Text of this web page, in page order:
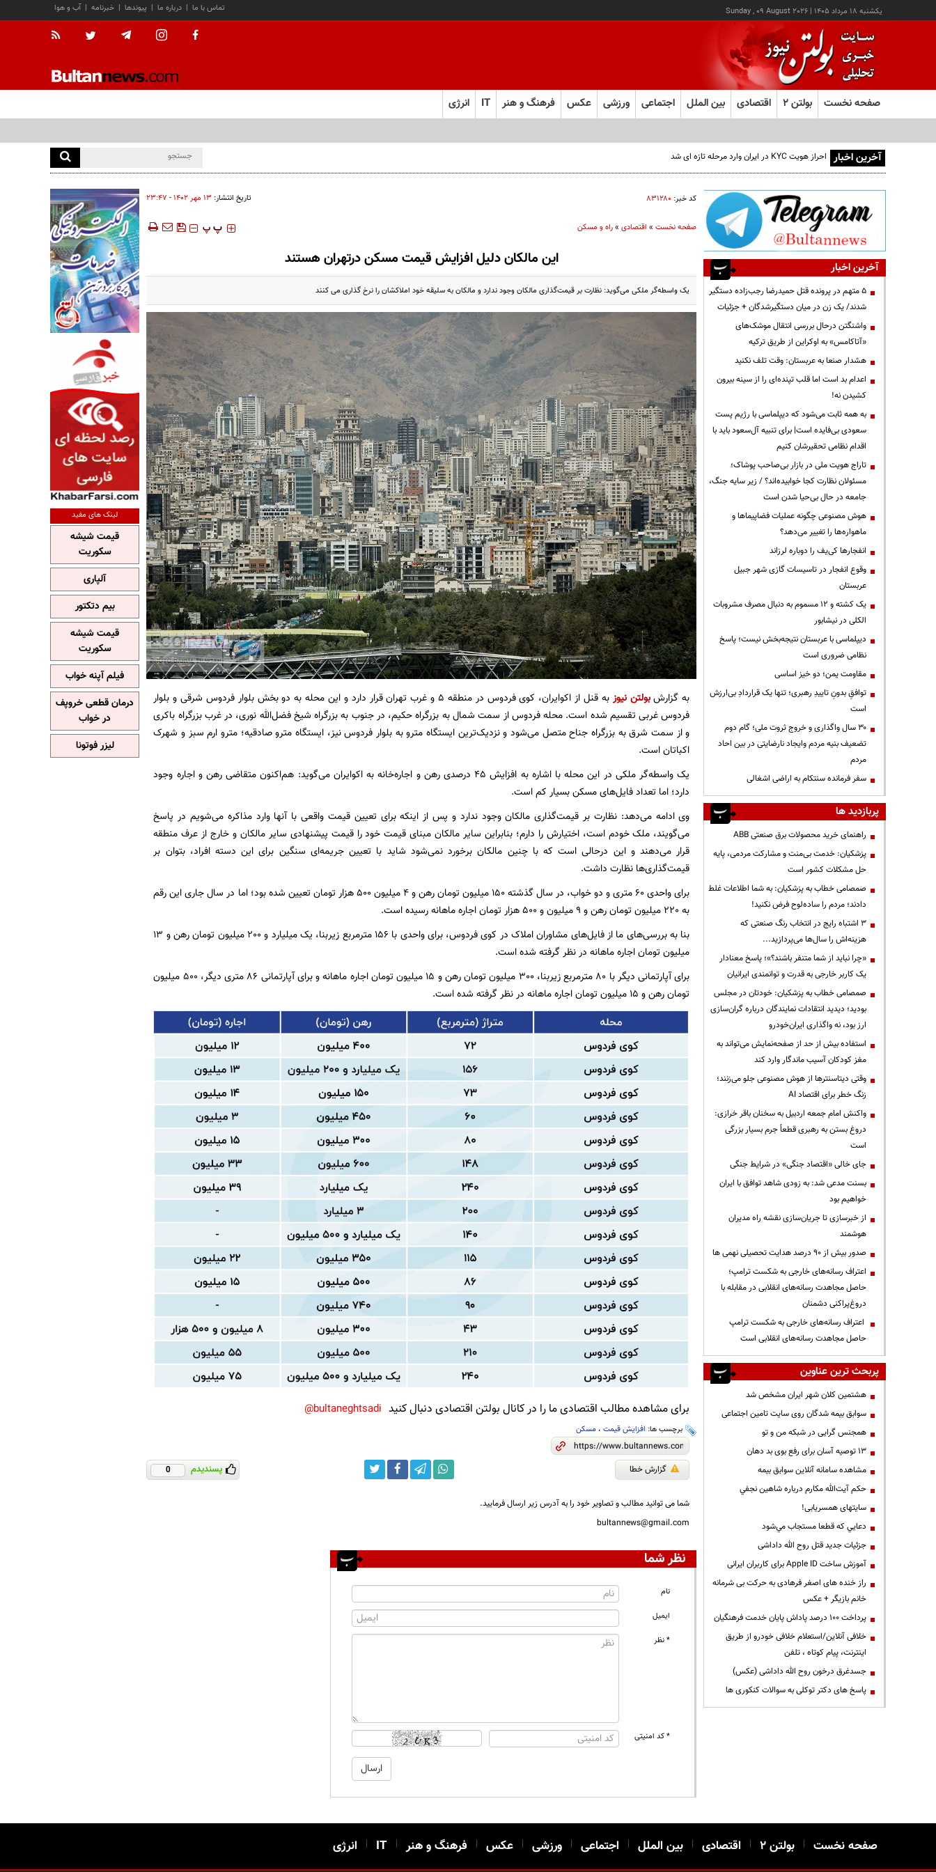
يکشنبه ۱۸ مرداد ۱۴۰۵ |
Sunday , 09 August 2026 آب و هوا | خبرنامه | پیوندها | درباره ما | تماس با ما
صفحه نخست بولتن ۲ اقتصادی بین الملل اجتماعی ورزشی عکس فرهنگ و هنر IT انرژی
آخرین اخبار احراز هویت KYC در ایران وارد مرحله تازه ای شد
کد خبر: ۸۳۱۲۸۰ تاریخ انتشار: ۱۳ مهر ۱۴۰۲ - ۲۳:۴۷
صفحه نخست» اقتصادی»راه و مسکن ‍‍‍ پ پ
این مالکان دلیل افزایش قیمت مسکن درتهران هستند
یک واسطه‌گر ملکی می‌گوید: نظارت بر قیمت‌گذاری مالکان وجود ندارد و مالکان به سلیقه خود املاکشان را نرخ گذاری می کنند
به گزارشبولتن نیوز
به قنل از اکوایران، کوی فردوس در منطقه 5 و غرب تهران قرار دارد و این محله به دو بخش بلوار فردوس شرقی و بلوار
فردوس غربی تقسیم شده است. محله فردوس از سمت شمال به بزرگراه حکیم، در جنوب به بزرگراه شیخ فضل‌الله نوری، در غرب بزرگراه باکری
و از سمت شرق به بزرگراه جناح متصل می‌شود و نزدیک‌ترین ایستگاه مترو به بلوار فردوس نیز، ایستگاه مترو صادقیه؛ مترو ارم سبز و شهرک
اکباتان است.
یک واسطه‌گر ملکی در این محله با اشاره به افزایش 45 درصدی رهن و اجاره‌خانه به اکوایران می‌گوید: هم‌اکنون متقاضی رهن و اجاره وجود
دارد؛ اما تعداد فایل‌های مسکن بسیار کم است.
وی ادامه می‌دهد: نظارت بر قیمت‌گذاری مالکان وجود ندارد و پس از اینکه برای تعیین قیمت واقعی با آنها وارد مذاکره می‌شویم در پاسخ
می‌گویند، ملک خودم است، اختیارش را دارم؛ بنابراین سایر مالکان مبنای قیمت خود را قیمت پیشنهادی سایر مالکان و خارج از عرف منطقه
قرار می‌دهند و این درحالی است که با چنین مالکان برخورد نمی‌شود شاید با تعیین جریمه‌ای سنگین برای این دسته افراد، بتوان بر
قیمت‌گذاری‌ها نظارت داشت.
برای واحدی 60 متری و دو خواب، در سال گذشته 150 میلیون تومان رهن و 4 میلیون 500 هزار تومان تعیین شده بود؛ اما در سال جاری این رقم
به 220 میلیون تومان رهن و 9 میلیون و 500 هزار تومان اجاره ماهانه رسیده است.
بنا به بررسی‌های ما از فایل‌های مشاوران املاک در کوی فردوس، برای واحدی با 156 مترمربع زیربنا، یک میلیارد و 200 میلیون تومان رهن و 13
میلیون تومان اجاره ماهانه در نظر گرفته شده است.
برای آپارتمانی دیگر با 80 مترمربع زیربنا، 300 میلیون تومان رهن و 15 میلیون تومان اجاره ماهانه و برای آپارتمانی 86 متری دیگر، 500 میلیون
تومان رهن و 15 میلیون تومان اجاره ماهانه در نظر گرفته شده است.
برای مشاهده مطالب اقتصادی ما را در کانال بولتن اقتصادی دنبال کنید bultaneghtsadi@
برچسب ها: افزایش قیمت، مسکن
گزارش خطا پسندیدم 0
شما می توانید مطالب و تصاویر خود را به آدرس زیر ارسال فرمایید.
bultannews@gmail.com
نظر شما
نام
ایمیل
* نظر
* کد امنیتی
آخرین اخبار
۵ متهم در پرونده قتل حمیدرضا رجب‌زاده دستگیر
شدند/ یک زن در میان دستگیرشدگان + جزئیات
واشنگتن درحال بررسی انتقال موشک‌های
«آتاکامس» به اوکراین از طریق ترکیه
هشدار صنعا به عربستان: وقت تلف نکنید
اعدام بد است اما قلب تپنده‌ای را از سینه بیرون
کشیدن نه!
به همه ثابت می‌شود که دیپلماسی با رژیم پست
سعودی بی‌فایده است| برای تنبیه آل‌سعود باید با
اقدام نظامی تحقیرشان کنیم
تاراج هویت ملی در بازار بی‌صاحب پوشاک؛
مسئولان نظارت کجا خوابیده‌اند؟ / زیر سایه جنگ،
جامعه در حال بی‌حیا شدن است
هوش مصنوعی چگونه عملیات فضاپیماها و
ماهواره‌ها را تغییر می‌دهد؟
انفجارها کی‌یف را دوباره لرزاند
وقوع انفجار در تاسیسات گازی شهر جبیل
عربستان
یک کشته و ۱۲ مسموم به دنبال مصرف مشروبات
الکلی در نیشابور
دیپلماسی با عربستان نتیجه‌بخش نیست؛ پاسخ
نظامی ضروری است
مقاومت یمن؛ دو خیز اساسی
توافقِ بدونِ تاییدِ رهبری؛ تنها یک قراردادِ بی‌ارزش
است
۳۰ سال واگذاری و خروج ثروت ملی؛ گام دوم
تضعیف بنیه مردم وایجاد نارضایتی در بین احاد
مردم
سفر فرمانده سنتکام به اراضی اشغالی
پربازدید ها
راهنمای خرید محصولات برق صنعتی ABB
پزشکیان: خدمت بی‌منت و مشارکت مردمی، پایه
حل مشکلات کشور است
صمصامی خطاب به پزشکیان: به شما اطلاعات غلط
دادند؛ مردم را ساده‌لوح فرض نکنید!
3 اشتباه رایج در انتخاب رنگ صنعتی که
هزینه‌اش را سال‌ها می‌پردازید...
«چرا نباید از شما متنفر باشند؟»؛ پاسخ معنادار
یک کاربر خارجی به قدرت و توانمندی ایرانیان
صمصامی خطاب به پزشکیان: خودتان در مجلس
بودید؛ دیدید انتقادات نمایندگان درباره گران‌سازی
ارز بود، نه واگذاری ایران‌خودرو
استفاده بیش از حد از صفحه‌نمایش می‌تواند به
مغز کودکان آسیب ماندگار وارد کند
وقتی دیتاسنترها از هوش مصنوعی جلو می‌زنند؛
زنگ خطر برای اقتصاد AI
واکنش امام جمعه اردبیل به سخنان باقر خرازی:
دروغ بستن به رهبری قطعاً جرم بسیار بزرگی
است
جای خالی «اقتصاد جنگی» در شرایط جنگی
بسنت مدعی شد: به زودی شاهد توافق با ایران
خواهیم بود
از خبرسازی تا جریان‌سازی نقشه راه مدیران
هوشمند
صدور بیش از ۹۰ درصد هدایت تحصیلی نهمی ها
اعتراف رسانه‌های خارجی به شکست ترامپ؛
حاصل مجاهدت رسانه‌های انقلابی در مقابله با
دروغ‌پراکنی دشمنان
اعتراف رسانه‌های خارجی به شکست ترامپ
حاصل مجاهدت رسانه‌های انقلابی است
پربحث ترین عناوین
هشتمین کلان شهر ایران مشخص شد
سوابق بیمه شدگان روی سایت تامین اجتماعی
همجنس گرایی در شبکه من و تو
13 توصیه آسان برای رفع بوی بد دهان
مشاهده سامانه آنلاين سوابق بیمه
حكم آيت‌الله مكارم درباره شاهين نجفي
سایتهای همسریابی!
دعايي كه قطعا مستجاب مي‌شود
جزئیات جدید قتل روح الله داداشی
آموزش ساخت Apple ID برای کاربران ایرانی
راز خنده های اصغر فرهادی به حرکت بی شرمانه
خانم بازیگر + عکس
پرداخت ۱۰۰ درصد پاداش پایان خدمت فرهنگیان
خلافی آنلاین/استعلام خلافی خودرو از طریق
اینترنت، پیام کوتاه ، تلفن
جسدغرق درخون روح الله داداشی (عکس)
پاسخ های دکتر توکلی به سوالات کنکوری ها
لینک های مفید
قیمت شیشه
سکوریت
آلپاری
بیم دتکتور
قیمت شیشه
سکوریت
فیلم آپنه خواب
درمان قطعی خروپف
در خواب
لیزر فوتونا
صفحه نخست | بولتن ۲ | اقتصادی | بین الملل | اجتماعی | ورزشی | عکس | فرهنگ و هنر |
IT
| انرژی